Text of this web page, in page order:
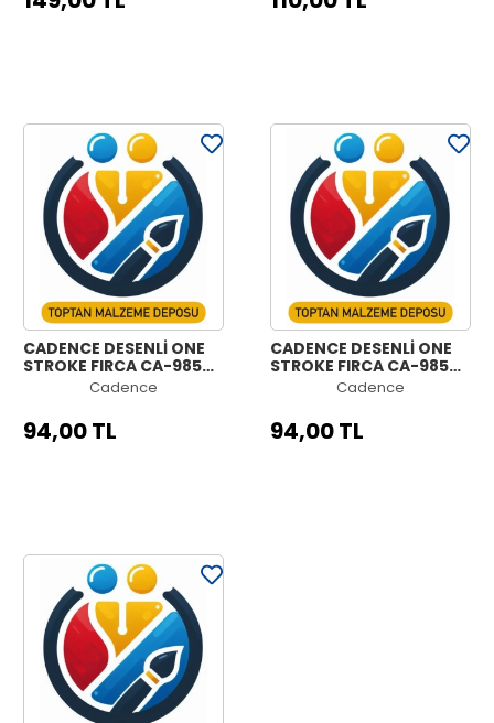
CADENCE DESENLİ ONE
STROKE FIRÇA CA-985
Cadence
94,00 TL
CADENCE DESENLİ ONE
STROKE FIRÇA CA-985
Cadence
94,00 TL